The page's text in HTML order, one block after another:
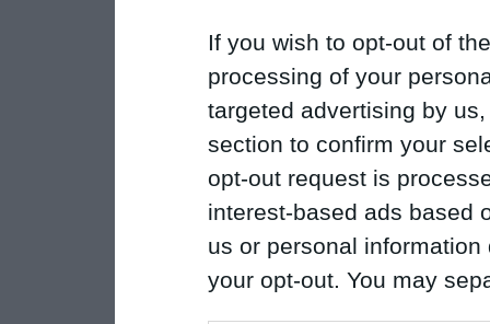
If you wish to opt-out of
processing of your
targeted advertising by
section to confirm your
opt-out request is
interest-based ads based
us or personal
your opt-out. You may